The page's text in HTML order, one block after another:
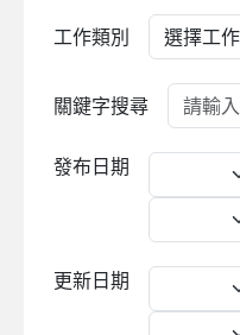
工作類別
關鍵字搜尋
發布日期
更新日期